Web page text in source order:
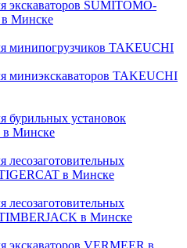
экскаваторов SUMITOMO-
Минске
минипогрузчиков TAKEUCHI
миниэкскаваторов TAKEUCHI
бурильных установок
Минске
лесозаготовительных
в Минске
лесозаготовительных
в Минске
экскаваторов VERMEER в